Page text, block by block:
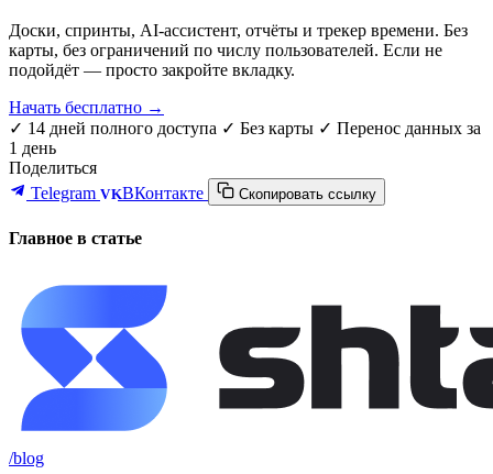
Доски, спринты, AI-ассистент, отчёты и трекер времени. Без
карты, без ограничений по числу пользователей. Если не
подойдёт — просто закройте вкладку.
Начать бесплатно →
✓ 14 дней полного доступа ✓ Без карты ✓ Перенос данных за
1 день
Поделиться
Telegram VKВКонтакте Скопировать ссылку
Главное в статье
/blog